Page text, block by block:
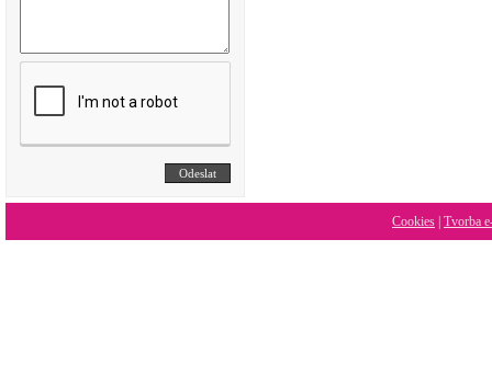
Cookies Tvorba